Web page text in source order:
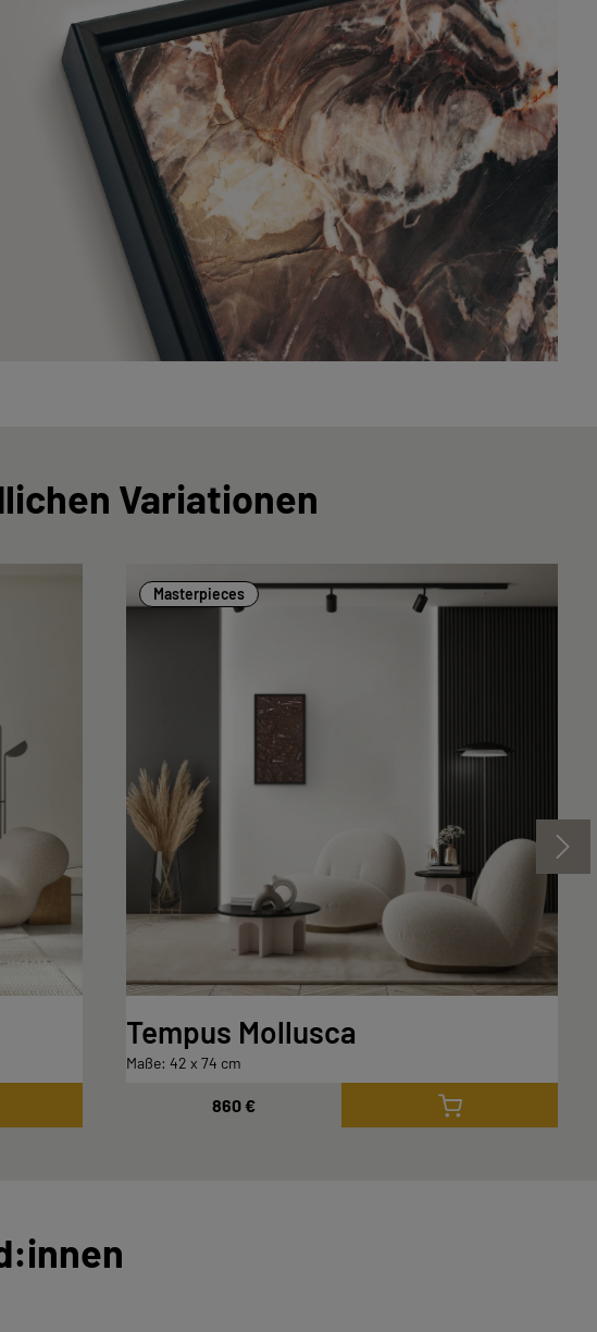
Variationen
Masterpieces
Tempus Mollusca
Maße: 42 x 74 cm
860 €